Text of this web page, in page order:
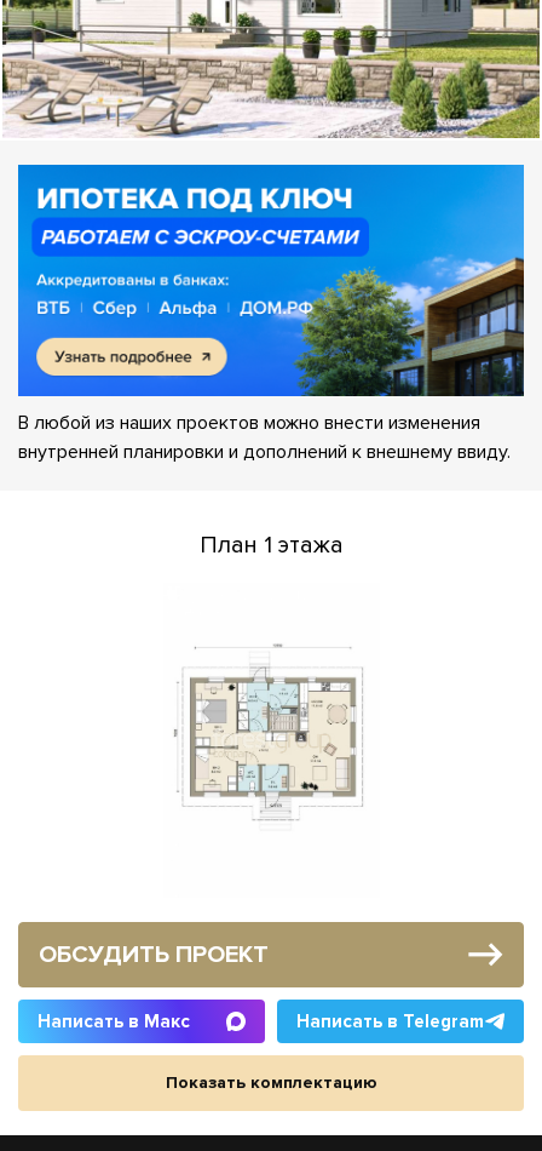
В любой из наших проектов можно внести изменения
внутренней планировки и дополнений к внешнему ввиду.
План 1 этажа
ОБСУДИТЬ ПРОЕКТ
Написать в Макс Написать в Telegram
Показать комплектацию